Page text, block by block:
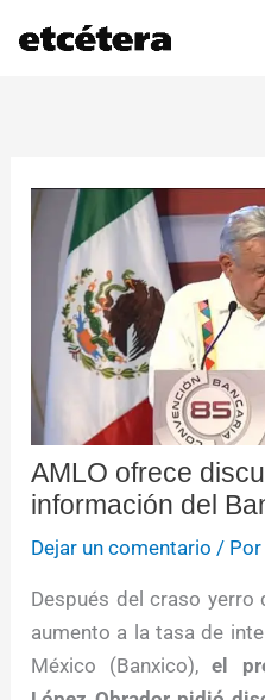
AMLO ofrece
información del
Dejar un comentario /
Después del craso yerro
aumento a la tasa de
México (Banxico),el